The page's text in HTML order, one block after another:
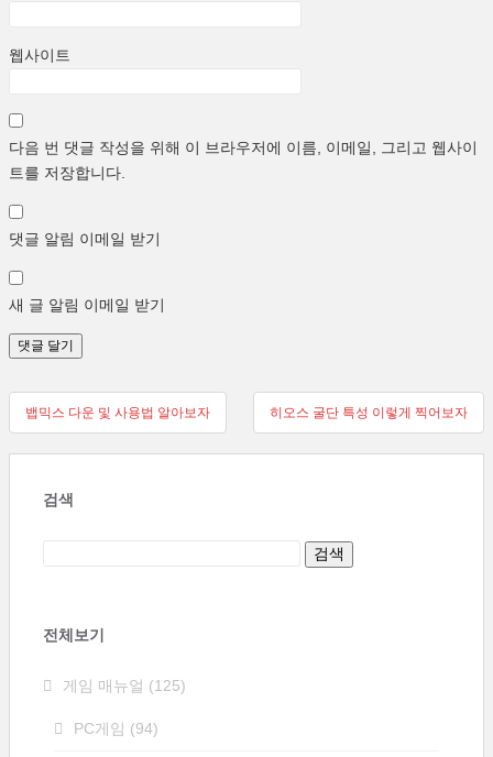
웹사이트
다음 번 댓글 작성을 위해 이 브라우저에 이름, 이메일, 그리고 웹사이
트를 저장합니다.
댓글 알림 이메일 받기
새 글 알림 이메일 받기
글
탐
뱁믹스 다운 및 사용법 알아보자 히오스 굴단 특성 이렇게 찍어보자
검색
전체보기
게임 매뉴얼 (125)
PC게임 (94)